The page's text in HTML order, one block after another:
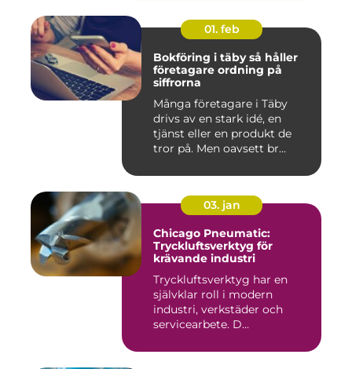
01. feb
Bokföring i täby så håller
företagare ordning på
siffrorna
Många företagare i Täby
drivs av en stark idé, en
tjänst eller en produkt de
tror på. Men oavsett br...
03. jan
Chicago Pneumatic:
Tryckluftsverktyg för
krävande industri
Tryckluftsverktyg har en
självklar roll i modern
industri, verkstäder och
servicearbete. D...